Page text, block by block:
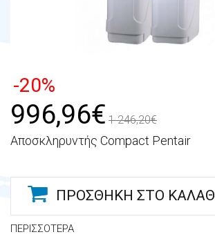
-20%
996,96€ 1 246,20€
Αποσκληρυντής Compact Pentair
ΠΡΟΣΘΉΚΗ ΣΤΟ ΚΑΛΆΘΙ
ΠΕΡΙΣΣΌΤΕΡΑ